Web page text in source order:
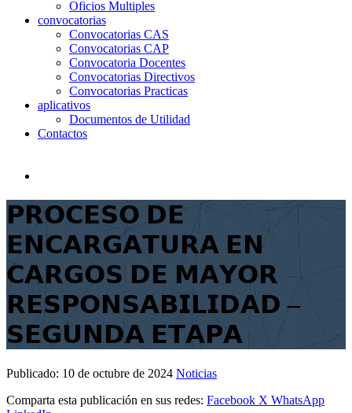
Oficios Multiples
convocatorias
Convocatorias CAS
Convocatorias CAP
Convocatoria Docentes
Convocatorias Directivos
Convocatorias Practicas
aplicativos
Documentos de Utilidad
Contactos
𝗣𝗥𝗢𝗖𝗘𝗦𝗢 𝗗𝗘
𝗘𝗡𝗖𝗔𝗥𝗚𝗔𝗧𝗨𝗥𝗔 𝗘𝗡
𝗖𝗔𝗥𝗚𝗢𝗦 𝗗𝗘 𝗠𝗔𝗬𝗢𝗥
𝗥𝗘𝗦𝗣𝗢𝗡𝗦𝗔𝗕𝗜𝗟𝗜𝗗𝗔𝗗 –
𝗦𝗘𝗚𝗨𝗡𝗗𝗔 𝗘𝗧𝗔𝗣𝗔
Publicado: 10 de octubre de 2024 Noticias
Comparta esta publicación en sus redes: Facebook X WhatsApp